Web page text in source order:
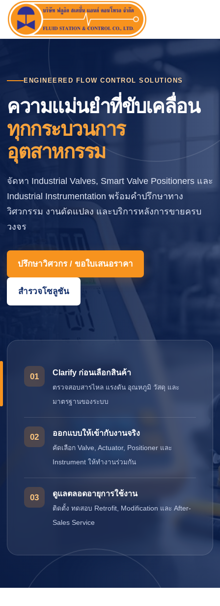
Skip
content
ENGINEERED FLOW CONTROL SOLUTIONS
ความแม่นยำที่ขับเคลื่อน
ทุกกระบวนการ
อุตสาหกรรม
จัดหา Industrial Valves, Smart Valve Positioners และ
Industrial Instrumentation พร้อมคำปรึกษาทาง
วิศวกรรม งานดัดแปลง และบริการหลังการขายครบ
วงจร
ปรึกษาวิศวกร / ขอใบเสนอราคา
สำรวจโซลูชัน
01 Clarify ก่อนเลือกสินค้า
ตรวจสอบสารไหล แรงดัน อุณหภูมิ วัสดุ และ
มาตรฐานของระบบ
02 ออกแบบให้เข้ากับงานจริง
คัดเลือก Valve, Actuator, Positioner และ
Instrument ให้ทำงานร่วมกัน
03 ดูแลตลอดอายุการใช้งาน
ติดตั้ง ทดสอบ Retrofit, Modification และ After-
Sales Service